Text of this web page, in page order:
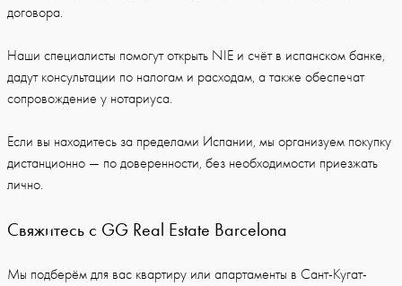
договора.
Наши специалисты помогут открыть NIE и счёт в испанском банке,
дадут консультации по налогам и расходам, а также обеспечат
сопровождение у нотариуса.
Если вы находитесь за пределами Испании, мы организуем покупку
дистанционно — по доверенности, без необходимости приезжать
лично.
Свяжитесь с GG Real Estate Barcelona
Мы подберём для вас квартиру или апартаменты в Сант-Кугат-